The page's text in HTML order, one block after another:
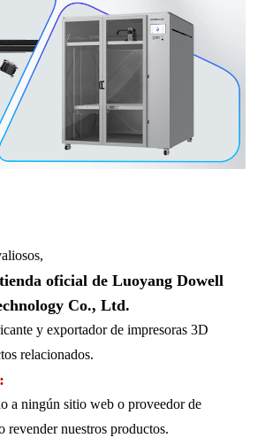
oficial de Luoyang Dowell
Co., Ltd.
y exportador de impresoras 3D
relacionados.
a ningún sitio web o proveedor de
revender nuestros productos.